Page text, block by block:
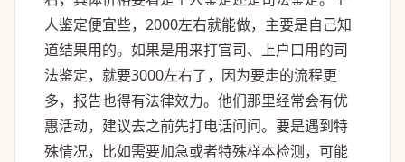
人鉴定便宜些，2000左右就能做，主要是自己知
道结果用的。如果是用来打官司、上户口用的司
法鉴定，就要3000左右了，因为要走的流程更
多，报告也得有法律效力。他们那里经常会有优
惠活动，建议去之前先打电话问问。要是遇到特
殊情况，比如需要加急或者特殊样本检测，可能